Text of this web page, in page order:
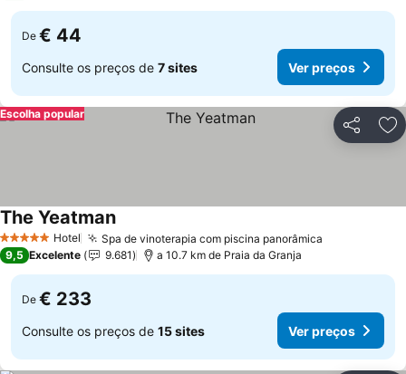
De € 44
Consulte os preços de 7 sites Ver preços
Partilhar
Escolha popular
5 Estrelas Hotel Spa de vinoterapia com piscina panorâmica
The YeatmanVer preços
9,5 Excelente 9.681 a 10.7 km de Praia da Granja
De € 233
Consulte os preços de 15 sites Ver preços